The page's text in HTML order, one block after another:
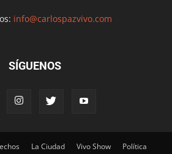
info@carlospazvivo.com
SÍGUENOS
La Ciudad Vivo Show Política